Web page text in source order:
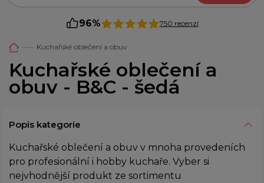
96% 750 recenzí
Kuchařské oblečení a obuv
Kuchařské oblečení a
obuv - B&C - šedá
Popis kategorie
Kuchařské oblečení a obuv v mnoha provedeních
pro profesionální i hobby kuchaře. Vyber si
nejvhodnější produkt ze sortimentu